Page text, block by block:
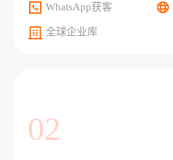
WhatsApp获客
全球企业库
02